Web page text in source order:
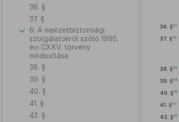
36. §
37. §
6. A nemzetbiztonsági
szolgálatokról szóló 1995.
évi CXXV. törvény
módosítása
38. §
39. §
40. §
41. §
42. §
36. §51
37. §52
38. §53
39. §54
40. §55
41. §56
42. §57